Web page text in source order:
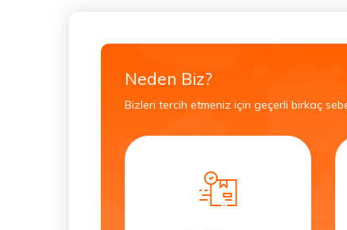
Neden Biz?
Bizleri tercih etmeniz için geçerli birkaç